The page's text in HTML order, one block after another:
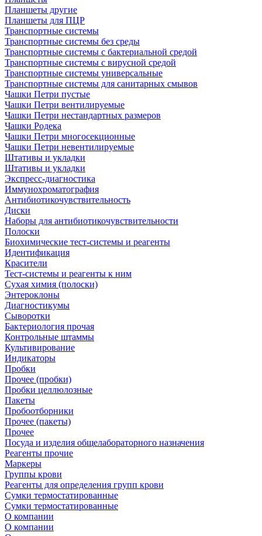
Планшеты другие
Планшеты для ПЦР
Транспортные системы
Транспортные системы без среды
Транспортные системы с бактериальной средой
Транспортные системы с вирусной средой
Транспортные системы универсальные
Транспортные системы для санитарных смывов
Чашки Петри пустые
Чашки Петри вентилируемые
Чашки Петри нестандартных размеров
Чашки Родека
Чашки Петри многосекционные
Чашки Петри невентилируемые
Штативы и укладки
Штативы и укладки
Экспресс-диагностика
Иммунохроматография
Антибиотикочувствительность
Диски
Наборы для антибиотикочувствительности
Полоски
Биохимические тест-системы и реагенты
Идентификация
Красители
Тест-системы и реагенты к ним
Сухая химия (полоски)
Энтероклоны
Диагностикумы
Сыворотки
Бактериология прочая
Контрольные штаммы
Культивирование
Индикаторы
Пробки
Прочее (пробки)
Пробки целлюлозные
Пакеты
Пробоотборники
Прочее (пакеты)
Прочее
Посуда и изделия общелабораторного назначения
Реагенты прочие
Маркеры
Группы крови
Реагенты для определения групп крови
Сумки термостатированные
Сумки термостатированные
О компании
О компании